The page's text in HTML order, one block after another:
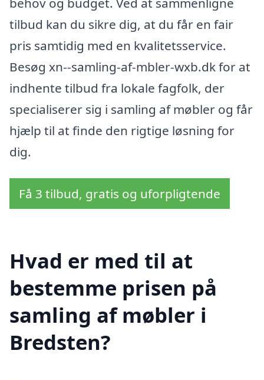
tilbud kan du sikre dig, at du får en fair
pris samtidig med en kvalitetsservice.
Besøg xn--samling-af-mbler-wxb.dk for at
indhente tilbud fra lokale fagfolk, der
specialiserer sig i samling af møbler og får
hjælp til at finde den rigtige løsning for
dig.
Få 3 tilbud, gratis og uforpligtende
Hvad er med til at
bestemme prisen på
samling af møbler i
Bredsten?